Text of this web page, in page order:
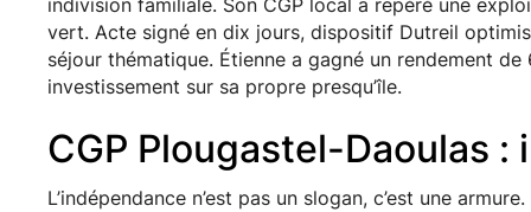
indivision familiale. Son CGP local a repéré une
vert. Acte signé en dix jours, dispositif Dutreil
séjour thématique. Étienne a gagné un rendement de
investissement sur sa propre presqu’île.
CGP Plougastel-Daoulas
L’indépendance n’est pas un slogan, c’est une